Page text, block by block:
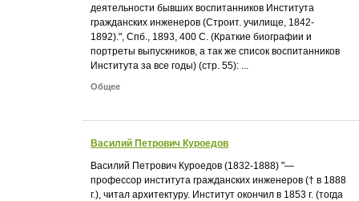
деятельности бывших воспитанников Института
гражданских инженеров (Строит. училище, 1842-
1892).", Спб., 1893, 400 С. (Краткие биографии и
портреты выпускников, а так же список воспитанников
Института за все годы) (стр. 55): ...
Общее
Василий Петрович Куроедов
Василий Петрович Куроедов (1832-1888) "—
профессор института гражданских инженеров († в 1888
г.), читал архитектуру. Институт окончил в 1853 г. (тогда